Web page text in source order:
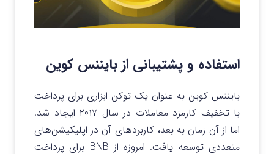
استفاده و پشتیبانی از بایننس کوین
بایننس کوین به عنوان یک توکن ابزاری برای پرداخت
با تخفیف کارمزد معاملات در سال ۲۰۱۷ ایجاد شد.
اما از آن زمان به بعد، کاربردهای آن در اپلیکیشن‌های
متعددی توسعه یافت. امروزه از BNB برای پرداخت